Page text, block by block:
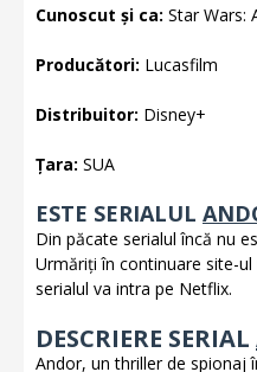
Cunoscut și ca: Star Wars:
Producători: Lucasfilm
Distribuitor: Disney+
Țara: SUA
ESTE SERIALUL
Din păcate serialul încă nu
Urmăriți în continuare site-
serialul va intra pe Netflix.
DESCRIERE SERIAL
Andor, un thriller de spionaj